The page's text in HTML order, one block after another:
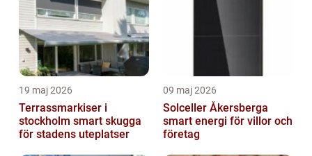
19 maj 2026
Terrassmarkiser i
stockholm smart skugga
för stadens uteplatser
09 maj 2026
Solceller Åkersberga
smart energi för villor och
företag